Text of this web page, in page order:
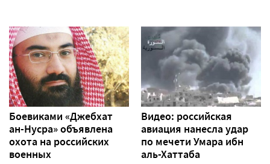
Боевиками «Джебхат
ан-Нусра» объявлена
охота на российских
военных
Видео: российская
авиация нанесла удар
по мечети Умара ибн
аль-Хаттаба